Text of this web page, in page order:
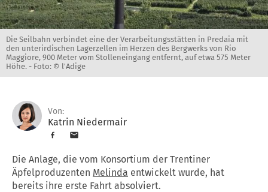
Die Seilbahn verbindet eine der Verarbeitungsstätten in Predaia mit
den unterirdischen Lagerzellen im Herzen des Bergwerks von Rio
Maggiore, 900 Meter vom Stolleneingang entfernt, auf etwa 575 Meter
Höhe. - Foto: © l'Adige
Von:
Katrin Niedermair
Die Anlage, die vom Konsortium der Trentiner
Äpfelproduzenten Melinda entwickelt wurde, hat
bereits ihre erste Fahrt absolviert.